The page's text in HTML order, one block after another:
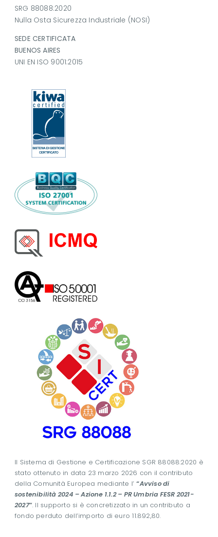
SRG 88088:2020
Nulla Osta Sicurezza Industriale (NOSI)
SEDE CERTIFICATA
BUENOS AIRES
UNI EN ISO 9001:2015
Il Sistema di Gestione e Certificazione SGR 88088:2020 è
stato ottenuto in data 23 marzo 2026 con il contributo
della Comunità Europea mediante l’“Avviso di
sostenibilità 2024 – Azione 1.1.2 – PR Umbria FESR 2021-
2027”. Il supporto si è concretizzato in un contributo a
fondo perduto dell’importo di euro 11.892,80.